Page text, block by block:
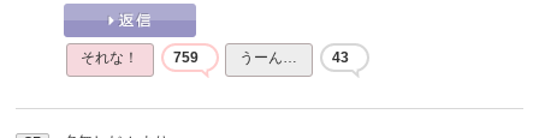
それな！ 759 うーん… 43